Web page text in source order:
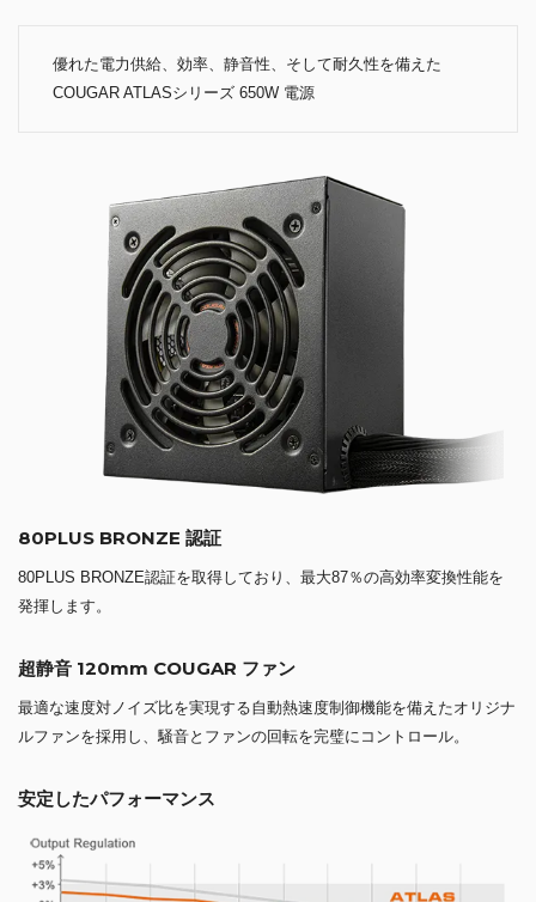
優れた電力供給、効率、静音性、そして耐久性を備えた
COUGAR ATLASシリーズ 650W 電源
80PLUS BRONZE 認証
80PLUS BRONZE認証を取得しており、最大87％の高効率変換性能を
発揮します。
超静音 120mm COUGAR ファン
最適な速度対ノイズ比を実現する自動熱速度制御機能を備えたオリジナ
ルファンを採用し、騒音とファンの回転を完璧にコントロール。
安定したパフォーマンス